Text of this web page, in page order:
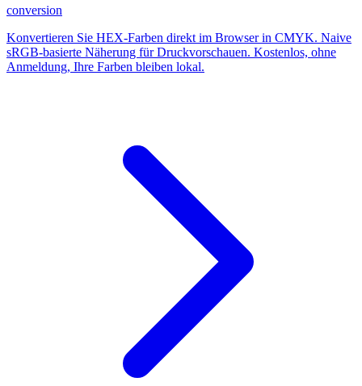
conversion
Konvertieren Sie HEX-Farben direkt im Browser in CMYK. Naive
sRGB-basierte Näherung für Druckvorschauen. Kostenlos, ohne
Anmeldung, Ihre Farben bleiben lokal.